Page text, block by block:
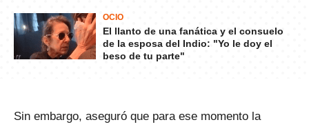
OCIO
El llanto de una fanática y el consuelo
de la esposa del Indio: "Yo le doy el
beso de tu parte"
Sin embargo, aseguró que para ese momento la